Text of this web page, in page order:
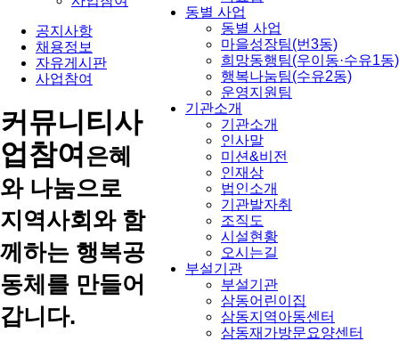
동별 사업
동별 사업
마을성장팀(번3동)
희망동행팀(우이동·수유1동)
행복나눔팀(수유2동)
운영지원팀
기관소개
기관소개
인사말
미션&비전
인재상
법인소개
기관발자취
조직도
시설현황
오시는길
부설기관
부설기관
삼동어린이집
삼동지역아동센터
삼동재가방문요양센터
공지사항
채용정보
자유게시판
사업참여
커뮤니티사
업참여은혜
와 나눔으로
지역사회와 함
께하는 행복공
동체를 만들어
갑니다.